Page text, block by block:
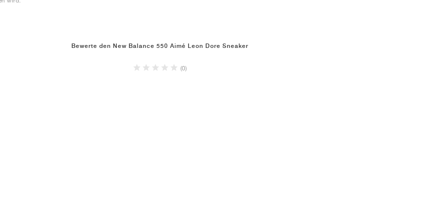
Bewerte den New Balance 550 Aimé Leon Dore Sneaker
(0)